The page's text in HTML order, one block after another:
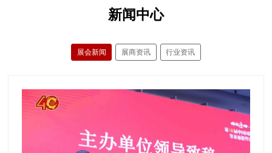
新闻中心
展会新闻 展商资讯 行业资讯